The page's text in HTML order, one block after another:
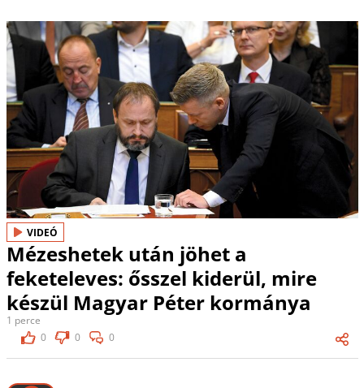
VIDEÓ
Mézeshetek után jöhet a
feketeleves: ősszel kiderül, mire
készül Magyar Péter kormánya
1 perce
0
0 0